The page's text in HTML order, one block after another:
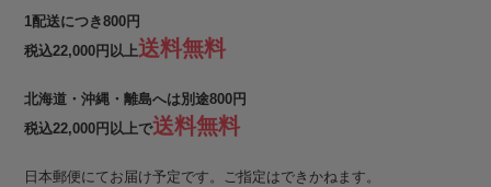
1配送につき800円
税込22,000円以上送料無料
北海道・沖縄・離島へは別途800円
税込22,000円以上で送料無料
日本郵便にてお届け予定です。ご指定はできかねます。